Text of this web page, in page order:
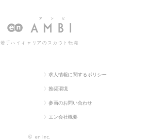
（汎用系）の 割｜案件選択｜年間休日131日の求人
若手ハイキャリアのスカウト転職
求人情報に関するポリシー
推奨環境
参画のお問い合わせ
エン会社概要
© en Inc.